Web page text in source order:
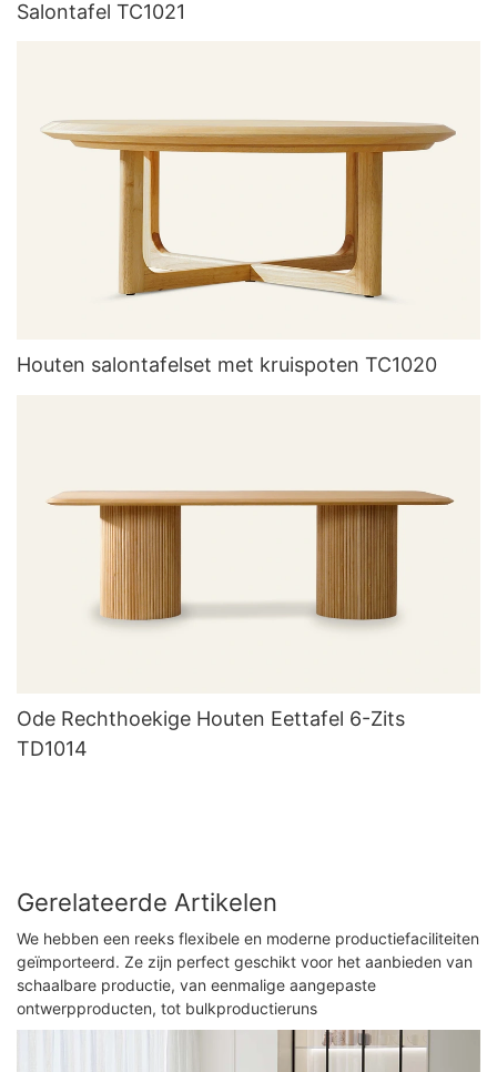
Salontafel TC1021
Houten salontafelset met kruispoten TC1020
Ode Rechthoekige Houten Eettafel 6-Zits
TD1014
Gerelateerde Artikelen
We hebben een reeks flexibele en moderne productiefaciliteiten
geïmporteerd. Ze zijn perfect geschikt voor het aanbieden van
schaalbare productie, van eenmalige aangepaste
ontwerpproducten, tot bulkproductieruns